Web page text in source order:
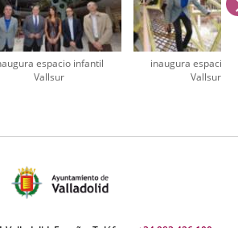
espacio infantil
Vallsur
inaugura espacio
Vallsur